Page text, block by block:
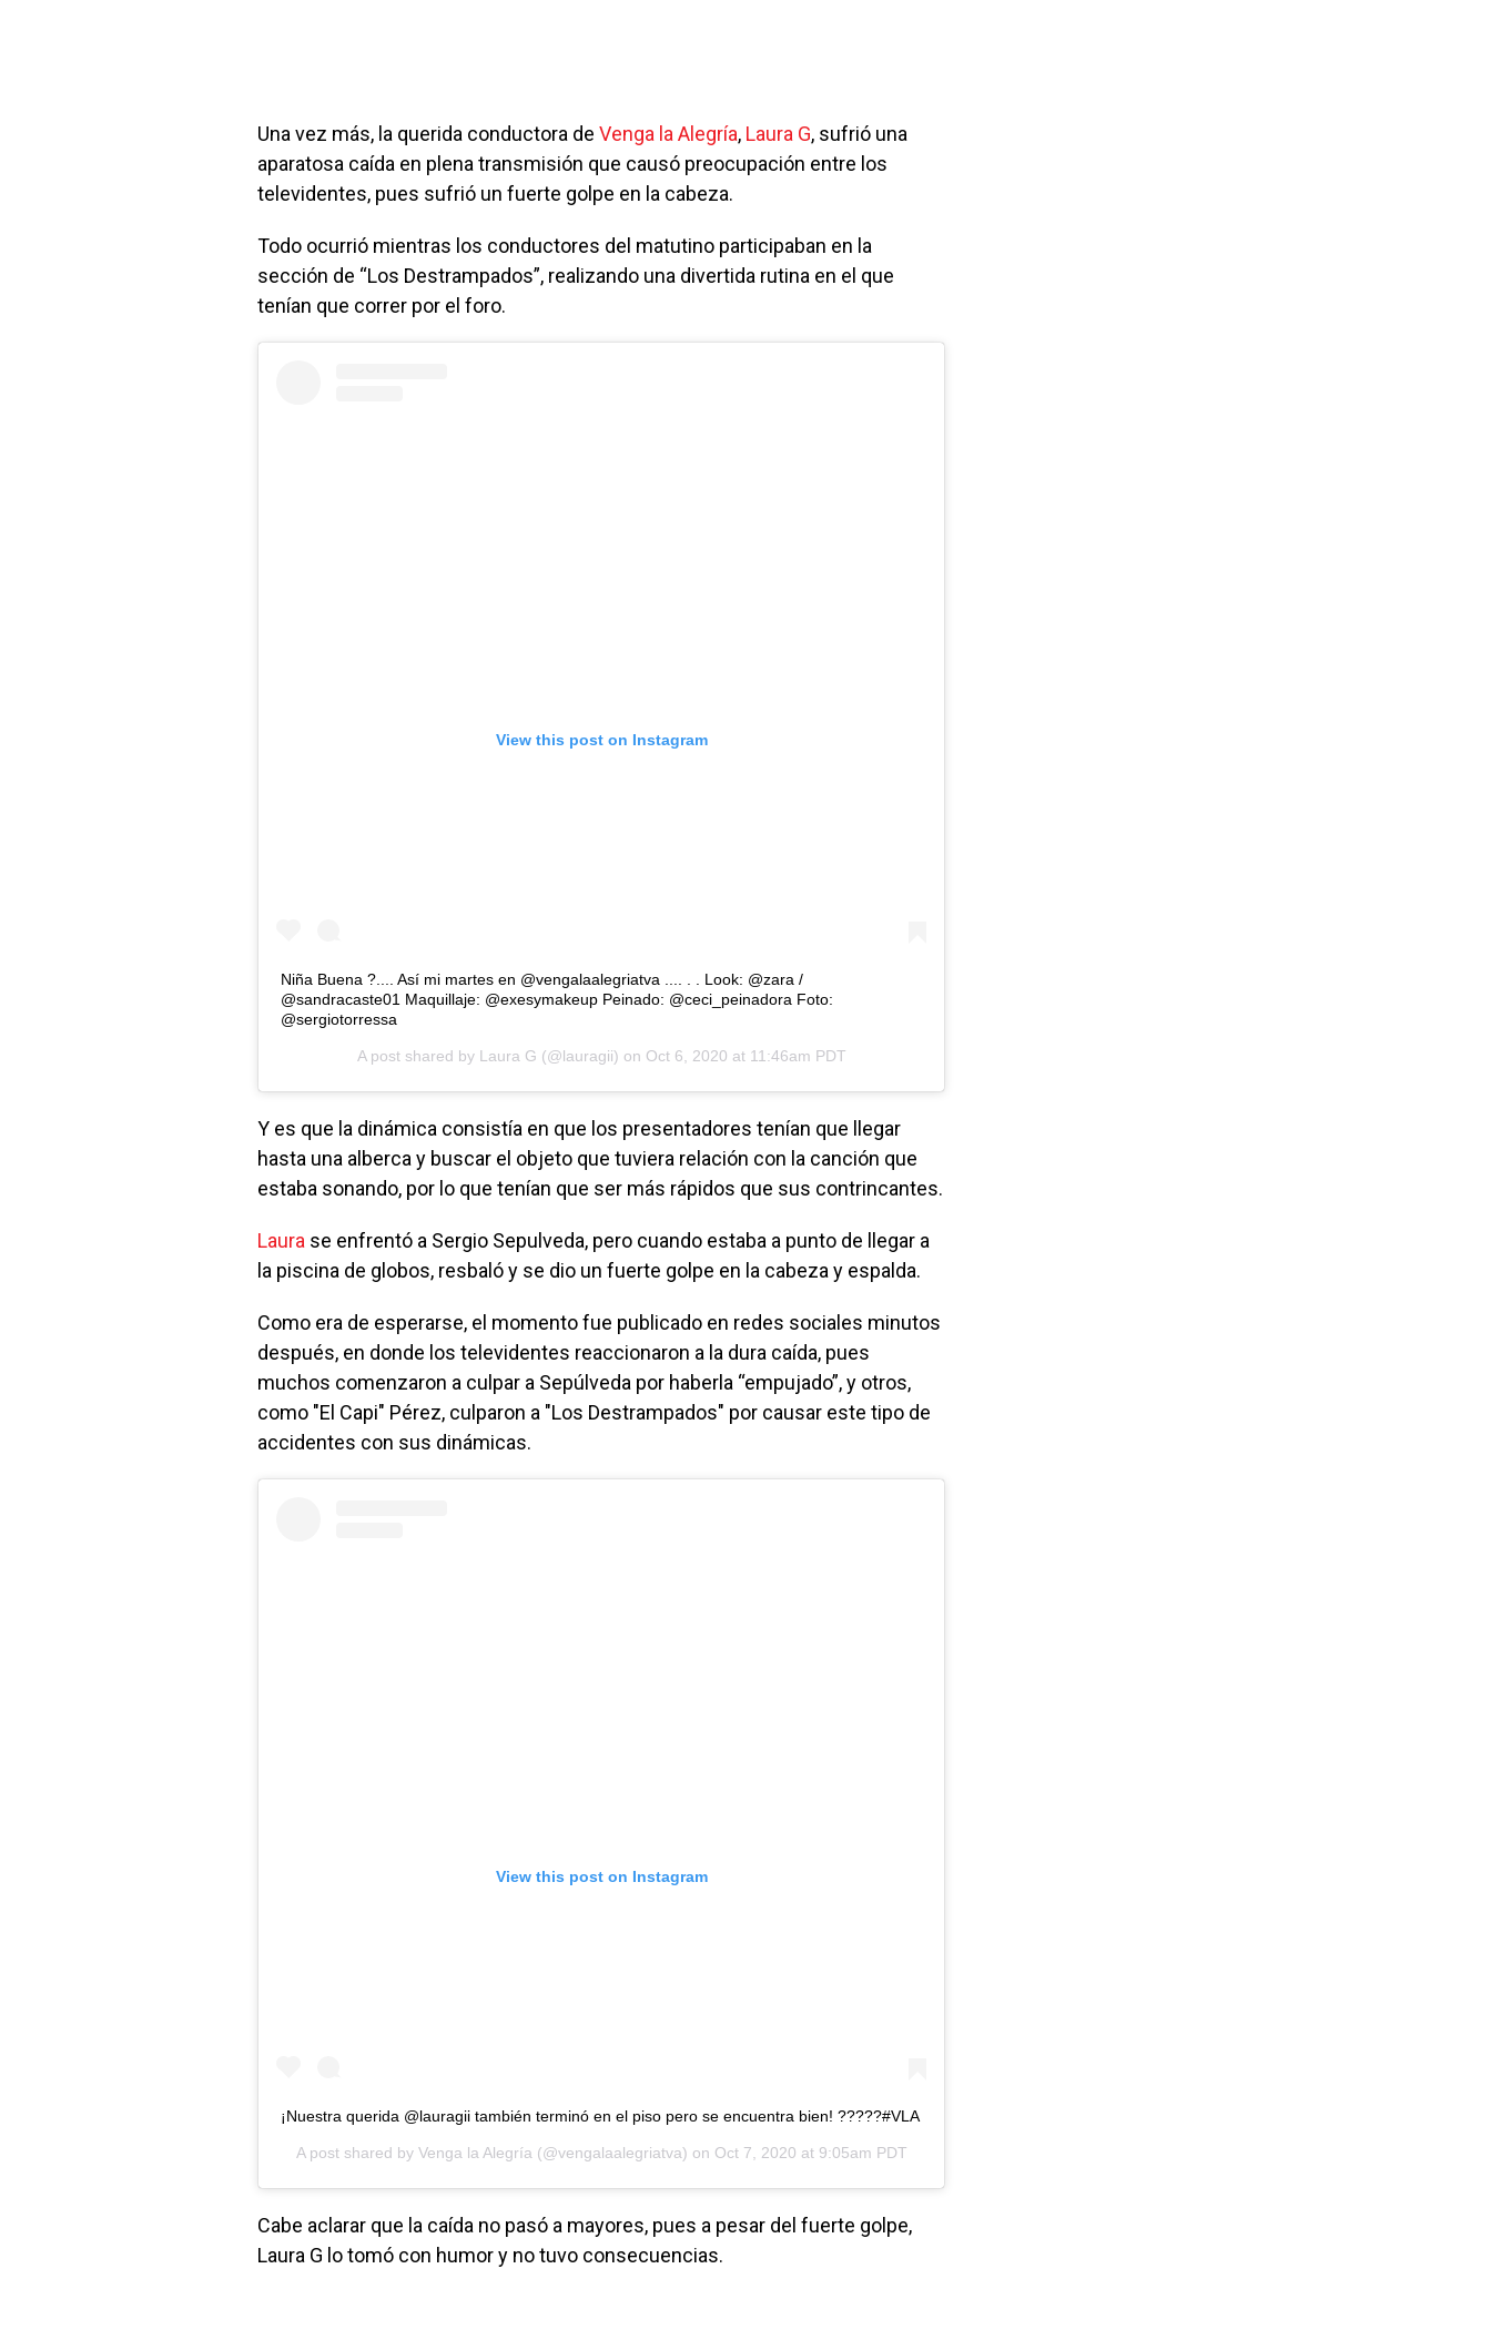
Una vez más, la querida conductora de Venga la Alegría, Laura G, sufrió una
aparatosa caída en plena transmisión que causó preocupación entre los
televidentes, pues sufrió un fuerte golpe en la cabeza.
Todo ocurrió mientras los conductores del matutino participaban en la
sección de “Los Destrampados”, realizando una divertida rutina en el que
tenían que correr por el foro.
View this post on Instagram
Niña Buena ?.... Así mi martes en @vengalaalegriatva .... . . Look: @zara /
@sandracaste01 Maquillaje: @exesymakeup Peinado: @ceci_peinadora Foto:
@sergiotorressa
A post shared by Laura G (@lauragii) on Oct 6, 2020 at 11:46am PDT
Y es que la dinámica consistía en que los presentadores tenían que llegar
hasta una alberca y buscar el objeto que tuviera relación con la canción que
estaba sonando, por lo que tenían que ser más rápidos que sus contrincantes.
Laura se enfrentó a Sergio Sepulveda, pero cuando estaba a punto de llegar a
la piscina de globos, resbaló y se dio un fuerte golpe en la cabeza y espalda.
Como era de esperarse, el momento fue publicado en redes sociales minutos
después, en donde los televidentes reaccionaron a la dura caída, pues
muchos comenzaron a culpar a Sepúlveda por haberla “empujado”, y otros,
como "El Capi" Pérez, culparon a "Los Destrampados" por causar este tipo de
accidentes con sus dinámicas.
View this post on Instagram
¡Nuestra querida @lauragii también terminó en el piso pero se encuentra bien! ?????#VLA
A post shared by Venga la Alegría (@vengalaalegriatva) on Oct 7, 2020 at 9:05am PDT
Cabe aclarar que la caída no pasó a mayores, pues a pesar del fuerte golpe,
Laura G lo tomó con humor y no tuvo consecuencias.